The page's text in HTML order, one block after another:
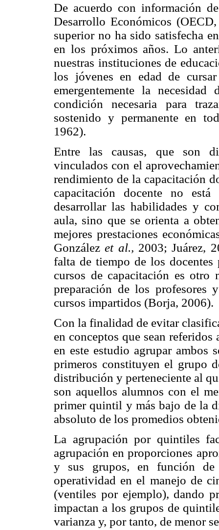
De acuerdo con información
Desarrollo Económicos
superior no ha sido satisfecha
en los próximos años. Lo
nuestras instituciones de
los jóvenes en edad de
emergentemente la
condición necesaria para
sostenido y permanente en
1962).
Entre las causas, que son
vinculados con el
rendimiento de la capacitación
capacitación docente no
desarrollar las habilidades y
aula, sino que se orienta a
mejores prestaciones
Gonzálezet al., 2003; Juárez,
falta de tiempo de los docentes
cursos de capacitación es
preparación de los profesores
cursos impartidos (Borja, 2006).
Con la finalidad de evitar
en conceptos que sean
en este estudio agrupar ambos
primeros constituyen el grupo
distribución y perteneciente al
son aquellos alumnos con el
primer quintil y más bajo de la
absoluto de los promedios
La agrupación por quintiles
agrupación en proporciones
y sus grupos, en función
operatividad en el manejo de
(ventiles por ejemplo), dando
impactan a los grupos de
varianza y, por tanto, de menor